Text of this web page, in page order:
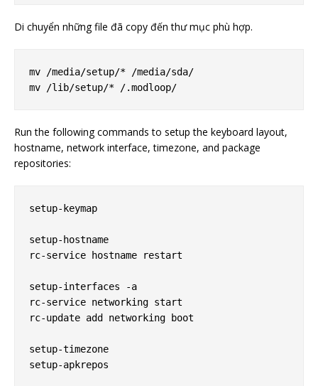
Di chuyển những file đã copy đến thư mục phù hợp.
mv /media/setup/* /media/sda/
Run the following commands to setup the keyboard layout,
hostname, network interface, timezone, and package
repositories:
setup-keymap
setup-hostname
rc-service hostname restart
setup-interfaces -a
rc-service networking start
rc-update add networking boot
setup-timezone